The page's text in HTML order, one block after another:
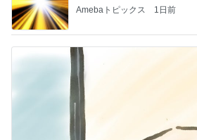
Amebaトピックス 1日前